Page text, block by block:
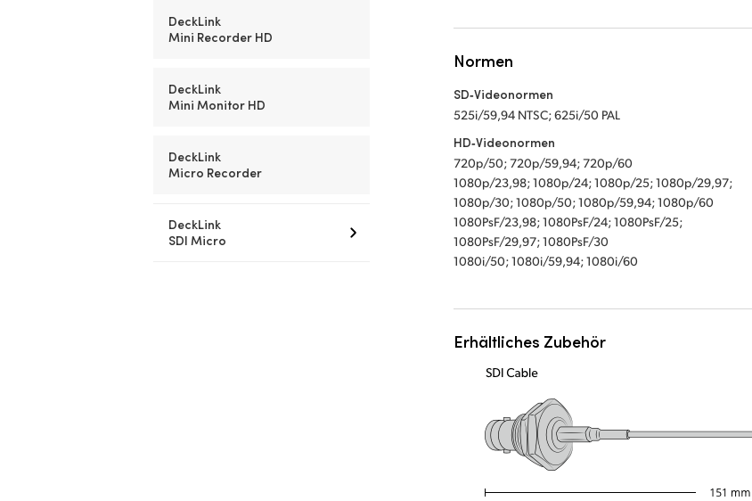
DeckLink
Mini Recorder HD
DeckLink
Mini Monitor HD
DeckLink
Micro Recorder
DeckLink
SDI Micro
Normen
SD‑Videonormen
525i/59,94 NTSC; 625i/50 PAL
HD‑Videonormen
720p/50; 720p/59,94; 720p/60
1080p/23,98; 1080p/24; 1080p/25; 1080p/29,97;
1080p/30; 1080p/50; 1080p/59,94; 1080p/60
1080PsF/23,98; 1080PsF/24; 1080PsF/25;
1080PsF/29,97; 1080PsF/30
1080i/50; 1080i/59,94; 1080i/60
Erhältliches Zubehör